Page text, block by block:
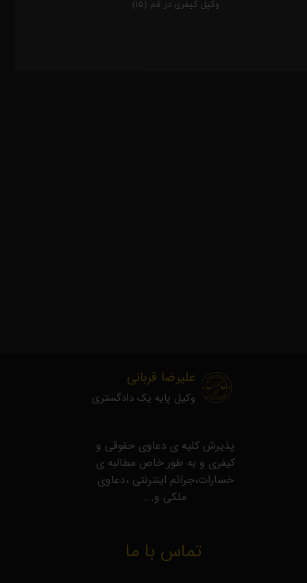
وکیل کیفری در قم (۱۵)
تماس با ما
علیرضا قربانی
​پذیرش کلیه ی دعاوی حقوقی و
کیفری و به طور خاص مطالبه ی
خسارات،جرائم اینترنتی ،دعاوی
ملکی و...
وکیل پایه یک دادگستری